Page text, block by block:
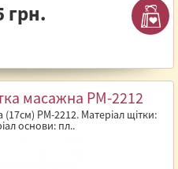
грн.
масажна PM-2212
PM-2212. Матеріал щітки:
основи: пл..